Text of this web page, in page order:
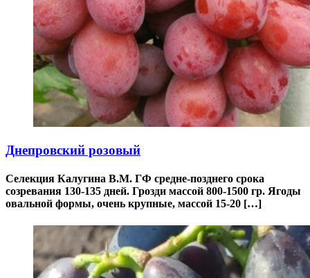
Днепровский розовый
Селекция Калугина В.М. ГФ средне-позднего срока
созревания 130-135 дней. Грозди массой 800-1500 гр. Ягоды
овальной формы, очень крупные, массой 15-20 […]